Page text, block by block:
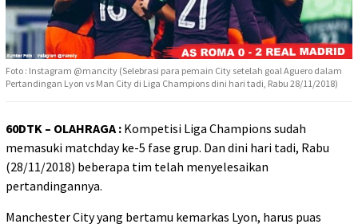
Foto : Instagram @mancity (Selebrasi para pemain City setelah goal Aguero dalam
Pertandingan Lyon vs Man City di Liga Champions dini hari tadi, Rabu 28/11/2018)
60DTK – OLAHRAGA : Kompetisi Liga Champions sudah
memasuki matchday ke-5 fase grup. Dan dini hari tadi, Rabu
(28/11/2018) beberapa tim telah menyelesaikan
pertandingannya.
Manchester City yang bertamu kemarkas Lyon, harus puas